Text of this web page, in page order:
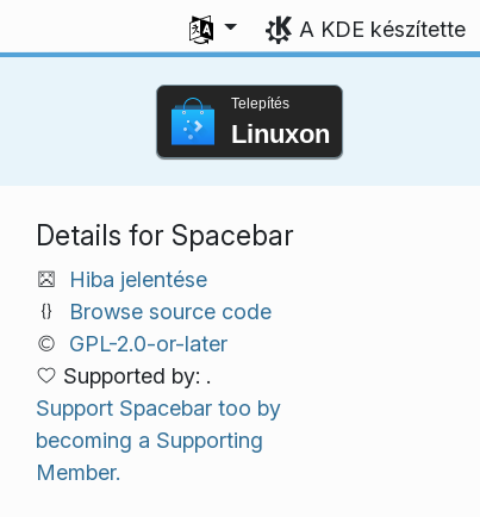
Válasszon nyelvet
A KDE készítette
Telepítés
Linuxon
Details for Spacebar
Hiba jelentése
Browse source code
GPL-2.0-or-later
Supported by: .
Support Spacebar too by
becoming a Supporting
Member.